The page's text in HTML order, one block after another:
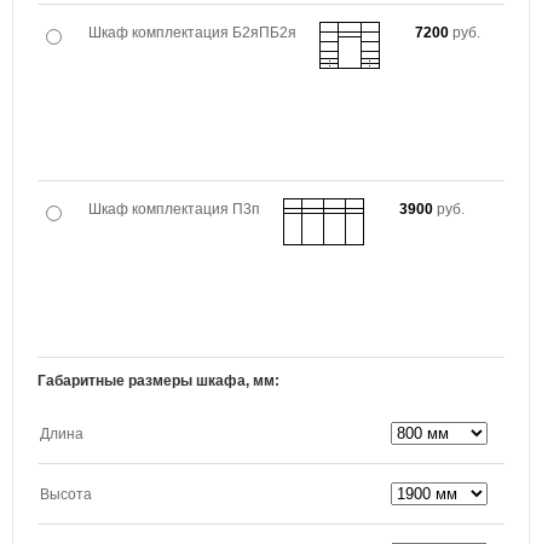
Шкаф комплектация Б2яПБ2я 7200 руб.
Шкаф комплектация П3п 3900 руб.
Габаритные размеры шкафа, мм:
Длина
Высота